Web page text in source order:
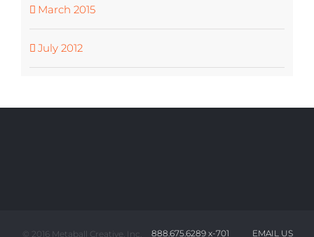
March 2015
July 2012
© 2016 Metaball Creative, Inc. 888.675.6289 x-701 EMAIL US